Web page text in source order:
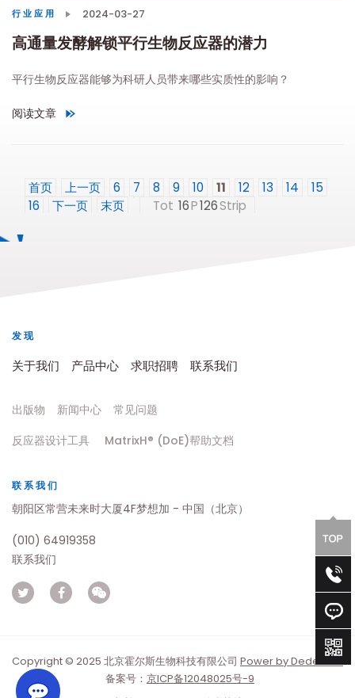
高通量发酵解锁平行生物反应器的潜力
平行生物反应器能够为科研人员带来哪些实质性的影响？
阅读文章
"高通量发酵解锁平行生物反应器的潜力
2024-03-27
行业应用
首页 上一页 6 7 8 9 10 11 12 13 14
15
16
下一页 末页 Tot 16P126Strip
发现
关于我们 产品中心 求职招聘 联系我们
出版物 新闻中心
常见问题
反应器设计工具
MatrixH® (DoE)帮助文档
联系我们
朝阳区常营未来时大厦4F梦想加 - 中国（北京）
(010) 64919358
联系我们
Copyright © 2025 北京霍尔斯生物科技有限公司 Power by DedeCms
备案号： 京ICP备12048025号-9